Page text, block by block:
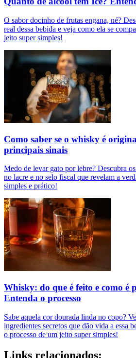
O sabor docinho de frutas engana, né?
real dessa bebida e veja como ela se
jeito super simples!
Como saber se o whisky é
principais sinais
Medo de levar gato por lebre? Descubra
no lacre e no selo fiscal que revelam a
simples e prático!
Whisky: do que é feito e como é
Entenda o processo
Sabe aquela cor dourada linda no copo?
ingredientes secretos que dão vida a essa
o processo de um jeito super simples!
Links relacionados: